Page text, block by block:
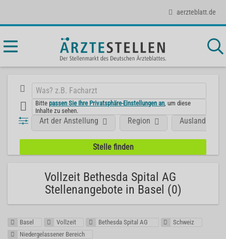
aerzteblatt.de
Bittepassen Sie Ihre Privatsphäre-Einstellungen an , um diese
Inhalte zu sehen.
Art der Anstellung Region Ausland
Vollzeit Bethesda Spital AG
Stellenangebote in Basel (0)
Basel Vollzeit Bethesda Spital AG
Schweiz
Niedergelassener Bereich